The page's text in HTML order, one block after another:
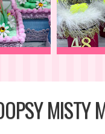
MISTY